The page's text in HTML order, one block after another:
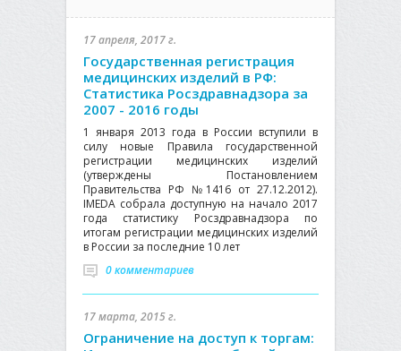
17 апреля, 2017 г.
Государственная регистрация
медицинских изделий в РФ:
Статистика Росздравнадзора за
2007 - 2016 годы
1 января 2013 года в России вступили в
силу новые Правила государственной
регистрации медицинских изделий
(утверждены Постановлением
Правительства РФ №1416 от 27.12.2012).
IMEDA собрала доступную на начало 2017
года статистику Росздравнадзора по
итогам регистрации медицинских изделий
в России за последние 10 лет
0 комментариев
17 марта, 2015 г.
Ограничение на доступ к торгам: